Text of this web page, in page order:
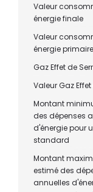
Valeur
énergie finale
Valeur
énergie primaire
Gaz Effet de
Valeur Gaz
Montant
des dépenses
d'énergie pour
standard
Montant
estimé des
annuelles